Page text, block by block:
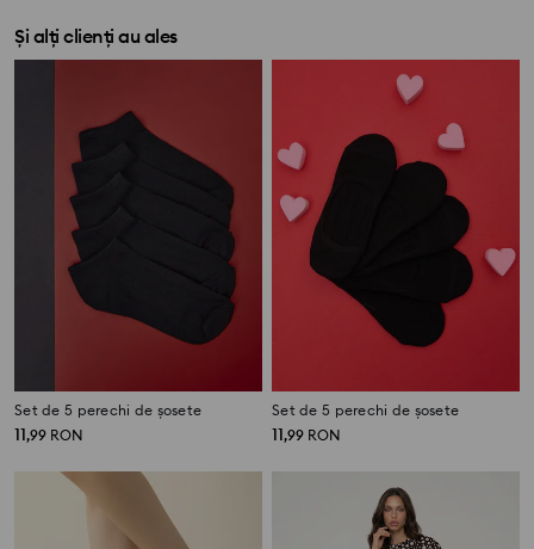
Și alți clienți au ales
Set de 5 perechi de șosete
11,99 RON
Set de 5 perechi de șosete
11,99 RON